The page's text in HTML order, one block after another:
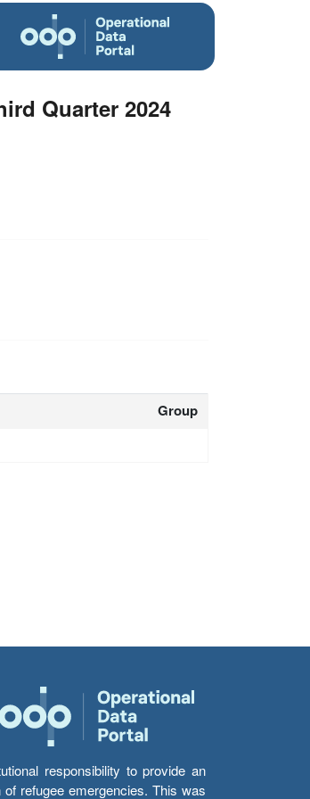
Quarter 2024
Group
responsibility to provide an
refugee emergencies. This was